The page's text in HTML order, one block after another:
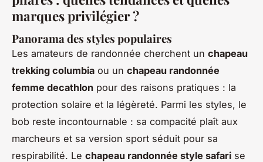
marques privilégier ?
Panorama des styles populaires
Les amateurs de randonnée cherchent un chapeau
trekking columbia ou un chapeau randonnée
femme decathlon pour des raisons pratiques : la
protection solaire et la légèreté. Parmi les styles, le
bob reste incontournable : sa compacité plaît aux
marcheurs et sa version sport séduit pour sa
respirabilité. Le chapeau randonnée style safari se